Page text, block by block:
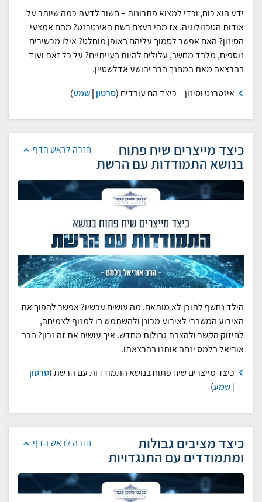
ידע הוא כוח, וכדי למצוא פתרונות – חשוב לדעת כמה שיותר על
אודות הטכנולוגיה. אז מהי בעצם רשת האינטרנט? מהם אמצעי
הסינון? האם אפשר לסמוך עליהם באופן מוחלט? אילו מכשירים
נוספים, מלבד מחשב, עלולים להיות בעייתיים? על כל זאת ועוד
בהרצאה מאת המחנך הרב יהושע אדלשטיין.
אינטרנט וסינון – כיצד הם עובדים (סרטון |שמע)
חזרה לראש הדף כיצד מייצרים שיח פתוח
בנושא התמודדות עם הרשת
הילד נחשף לתוכן לא מותאם. מה עושים עכשיו? אפשר להפוך את
האירוע המשברי לאירוע מכונן ולהשתמש בו למנוף לצמיחה,
לחיזוק הקשר ולהצבת גבולות מחדש. איך עושים את זה נכון? הרב
אוריאל בלמס ינחה אותנו בהרצאתו.
כיצד מייצרים שיח פתוח בנושא התמודדות עם הרשת (סרטון
|שמע)
חזרה לראש הדף כיצד מציבים גבולות
ומתמודדים עם התנגדויות